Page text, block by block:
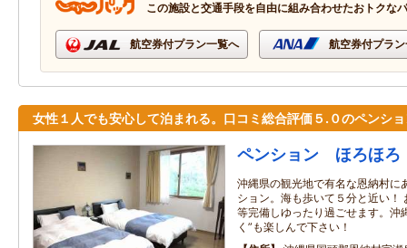
この施設と交通手段を自由に組み合わせたおトクな
航空券付プラン一覧へ 航空券付プラ
女性１人でも安心して泊まれる。口コミ総合評価５.０のペンシ
ペンション ほろほろ
沖縄県の観光地で有名な恩納村に
ション。海も歩いて５分と近い！
等完備しゆったり過ごせます。沖
く”も楽しんで下さい！